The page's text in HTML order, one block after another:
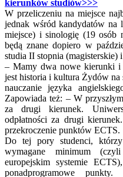
kierunków studiów>>>
W przeliczeniu na miejsce
jednak wśród kandydatów na
miejsce) i sinologię (19 osób
będą znane dopiero w
studia II stopnia (magisterskie)
‒ Mamy dwa nowe kierunki i
jest historia i kultura Żydów na
nauczanie języka
Zapowiada też: ‒ W
za drugi kierunek.
odpłatności za drugi
przekroczenie punktów ECTS.
Do tej pory studenci,
wymagane minimum
europejskim systemie
ponadprogramowe punkty.